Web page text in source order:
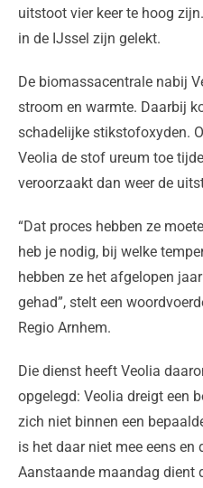
uitstoot vier keer te hoog
in de IJssel zijn gelekt.
De biomassacentrale nabij
stroom en warmte. Daarbij
schadelijke stikstofoxyden.
Veolia de stof ureum toe
veroorzaakt dan weer de
“Dat proces hebben ze
heb je nodig, bij welke
hebben ze het afgelopen
gehad”, stelt een
Regio Arnhem.
Die dienst heeft Veolia
opgelegd: Veolia dreigt een
zich niet binnen een
is het daar niet mee eens en
Aanstaande maandag dient